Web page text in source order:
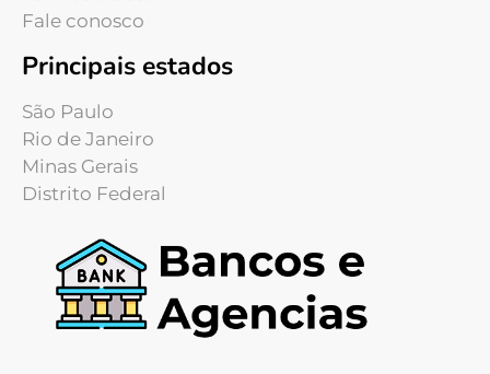
Fale conosco
Principais estados
São Paulo
Rio de Janeiro
Minas Gerais
Distrito Federal